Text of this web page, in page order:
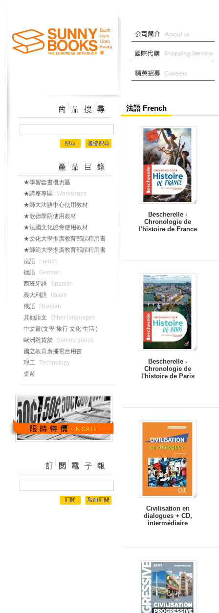
★學習套書優惠區
★講座專區
Workshops
★師大法語中心使用教材
★歌德學院使用教材
★法國文化協會使用教材
★文化大學推廣教育部課程用書
★師範大學推廣教育部課程用書
法語
French
德語
German
西班牙語
Spanish
義大利語
Italian
俄語
Russian
其他語文
Other languages
中文書(文學 旅行 文化 生活 )
歐洲雜貨舖
Sundry goods
國立教育廣播電台用書
理工 Technology
桌遊
法語 French
Bescherelle -
Chronologie de
l'histoire de France
Bescherelle -
Chronologie de
l'histoire de Paris
Civilisation en
dialogues + CD,
intermédiaire